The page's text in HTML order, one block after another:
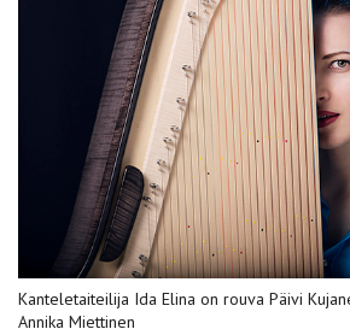
Kanteletaiteilija Ida Elina on rouva Päivi
Annika Miettinen